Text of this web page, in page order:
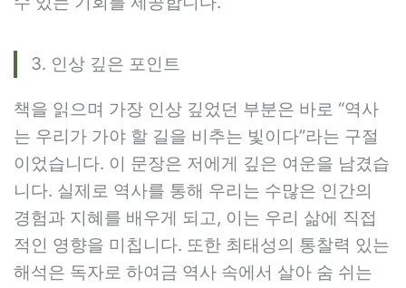
3. 인상 깊은 포인트
책을 읽으며 가장 인상 깊었던 부분은 바로 “역사
는 우리가 가야 할 길을 비추는 빛이다”라는 구절
이었습니다. 이 문장은 저에게 깊은 여운을 남겼습
니다. 실제로 역사를 통해 우리는 수많은 인간의
경험과 지혜를 배우게 되고, 이는 우리 삶에 직접
적인 영향을 미칩니다. 또한 최태성의 통찰력 있는
해석은 독자로 하여금 역사 속에서 살아 숨 쉬는